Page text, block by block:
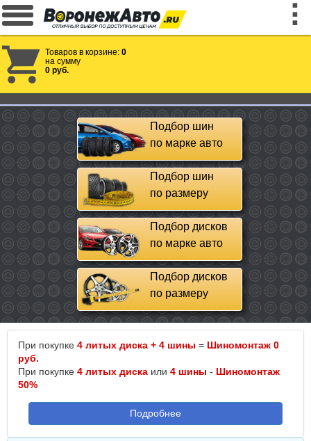
Товаров в корзине: 0
на сумму
0 руб.
Подбор шин
по марке авто
Подбор шин
по размеру
Подбор дисков
по марке авто
Подбор дисков
по размеру
При покупке 4 литых диска + 4 шины = Шиномонтаж 0
руб.
При покупке 4 литых диска или 4 шины - Шиномонтаж
50%
Подробнее